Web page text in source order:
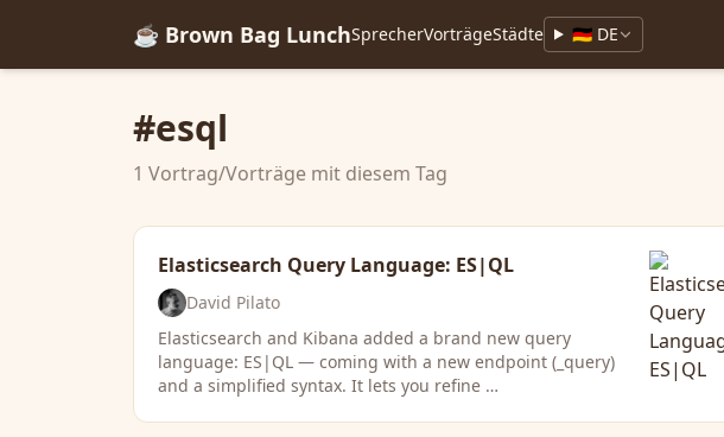
☕ Brown Bag LunchSprecherVorträgeStädte 🇩🇪 DE
#esql
1 Vortrag/Vorträge mit diesem Tag
Elasticsearch Query Language: ES|QL
David Pilato
Elasticsearch and Kibana added a brand new query
language: ES|QL — coming with a new endpoint (_query)
and a simplified syntax. It lets you refine …